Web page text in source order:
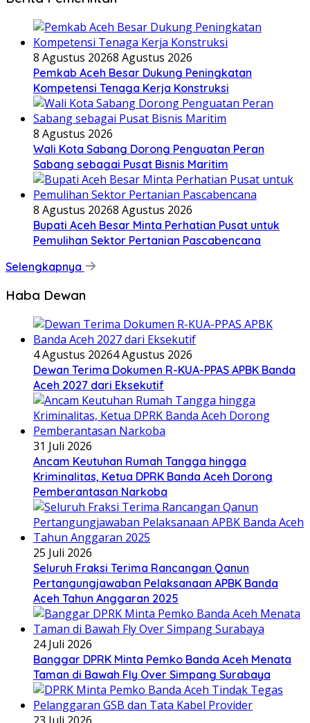
8 Agustus 20268 Agustus 2026
Pemkab Aceh Besar Dukung Peningkatan
Kompetensi Tenaga Kerja Konstruksi
8 Agustus 2026
Wali Kota Sabang Dorong Penguatan Peran
Sabang sebagai Pusat Bisnis Maritim
8 Agustus 20268 Agustus 2026
Bupati Aceh Besar Minta Perhatian Pusat untuk
Pemulihan Sektor Pertanian Pascabencana
Selengkapnya
Haba Dewan
4 Agustus 20264 Agustus 2026
Dewan Terima Dokumen R-KUA-PPAS APBK Banda
Aceh 2027 dari Eksekutif
31 Juli 2026
Ancam Keutuhan Rumah Tangga hingga
Kriminalitas, Ketua DPRK Banda Aceh Dorong
Pemberantasan Narkoba
25 Juli 2026
Seluruh Fraksi Terima Rancangan Qanun
Pertangungjawaban Pelaksanaan APBK Banda
Aceh Tahun Anggaran 2025
24 Juli 2026
Banggar DPRK Minta Pemko Banda Aceh Menata
Taman di Bawah Fly Over Simpang Surabaya